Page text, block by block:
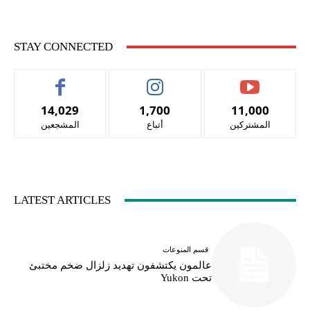
STAY CONNECTED
14,029
المشجعين
1,700
أتباع
11,000
المشتركين
LATEST ARTICLES
قسم المنوعات
عالمون يكتشفون تهديد زلزال ضخم مختبئ
تحت Yukon